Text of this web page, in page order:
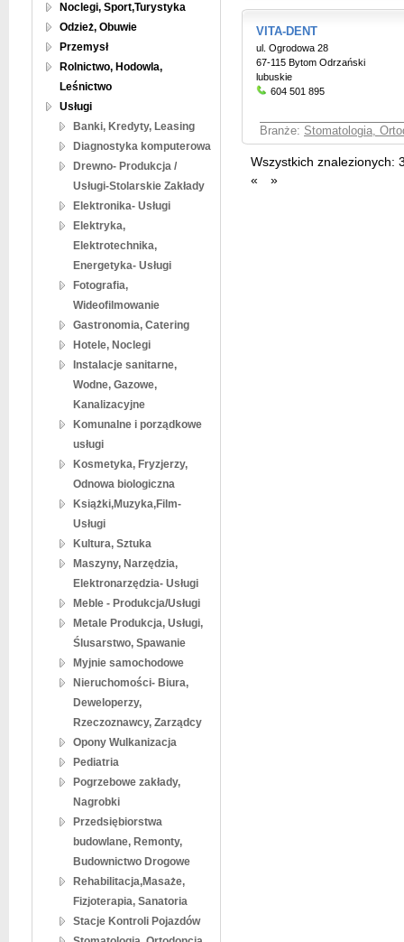
Noclegi, Sport,Turystyka
Odzież, Obuwie
Przemysł
Rolnictwo, Hodowla,
Leśnictwo
Usługi
Banki, Kredyty, Leasing
Diagnostyka komputerowa
Drewno- Produkcja /
Usługi-Stolarskie Zakłady
Elektronika- Usługi
Elektryka,
Elektrotechnika,
Energetyka- Usługi
Fotografia,
Wideofilmowanie
Gastronomia, Catering
Hotele, Noclegi
Instalacje sanitarne,
Wodne, Gazowe,
Kanalizacyjne
Komunalne i porządkowe
usługi
Kosmetyka, Fryzjerzy,
Odnowa biologiczna
Książki,Muzyka,Film-
Usługi
Kultura, Sztuka
Maszyny, Narzędzia,
Elektronarzędzia- Usługi
Meble - Produkcja/Usługi
Metale Produkcja, Usługi,
Ślusarstwo, Spawanie
Myjnie samochodowe
Nieruchomości- Biura,
Deweloperzy,
Rzeczoznawcy, Zarządcy
Opony Wulkanizacja
Pediatria
Pogrzebowe zakłady,
Nagrobki
Przedsiębiorstwa
budowlane, Remonty,
Budownictwo Drogowe
Rehabilitacja,Masaże,
Fizjoterapia, Sanatoria
Stacje Kontroli Pojazdów
VITA-DENT
ul. Ogrodowa 28
67-115 Bytom Odrzański
lubuskie
604 501 895
Branże: Stomatologia,
Wszystkich znalezionych:
«
»